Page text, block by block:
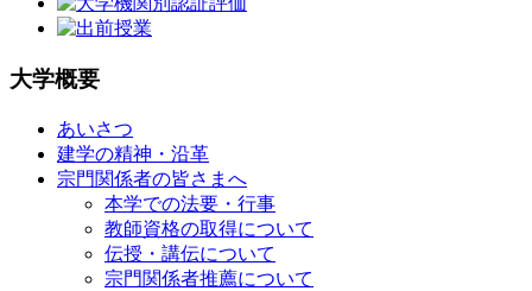
大学概要
あいさつ
建学の精神・沿革
宗門関係者の皆さまへ
本学での法要・行事
教師資格の取得について
伝授・講伝について
宗門関係者推薦について